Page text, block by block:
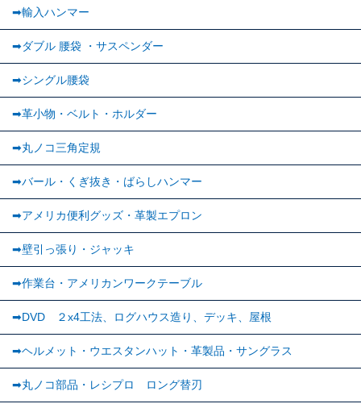
➡輸入ハンマー
➡ダブル 腰袋 ・サスペンダー
➡︎シングル腰袋
➡︎革小物・ベルト・ホルダー
➡丸ノコ三角定規
➡バール・くぎ抜き・ばらしハンマー
➡アメリカ便利グッズ・革製エプロン
➡壁引っ張り・ジャッキ
➡作業台・アメリカンワークテーブル
➡DVD ２x4工法、ログハウス造り、デッキ、屋根
➡ヘルメット・ウエスタンハット・革製品・サングラス
➡丸ノコ部品・レシプロ ロング替刃